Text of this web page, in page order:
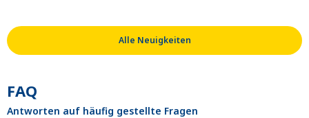
„angemessene
Alle Neuigkeiten
FAQ
Antworten auf häufig gestellte Fragen